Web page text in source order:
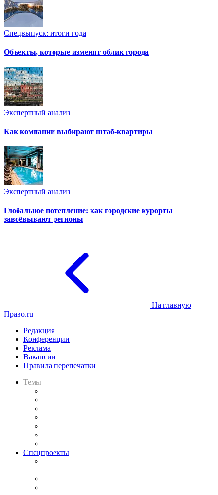
Спецвыпуск: итоги года
Объекты, которые изменят облик города
Экспертный анализ
Как компании выбирают штаб-квартиры
Экспертный анализ
Глобальное потепление: как городские курорты
завоёвывают регионы
На главную
Право.ru
Редакция
Конференции
Реклама
Вакансии
Правила перепечатки
Темы
Спецпроекты